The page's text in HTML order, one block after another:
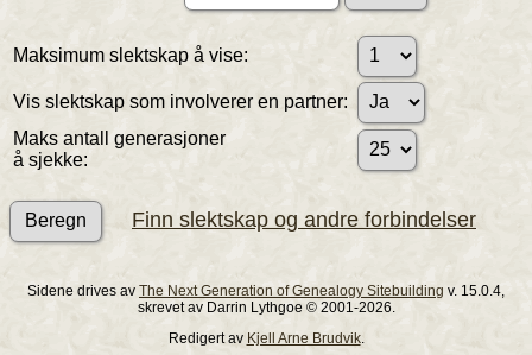
Maksimum slektskap å vise:
Vis slektskap som involverer en partner:
Maks antall generasjoner
å sjekke:
Finn slektskap og andre forbindelser
Sidene drives av The Next Generation of Genealogy Sitebuilding v. 15.0.4,
skrevet av Darrin Lythgoe © 2001-2026.
Redigert av Kjell Arne Brudvik.